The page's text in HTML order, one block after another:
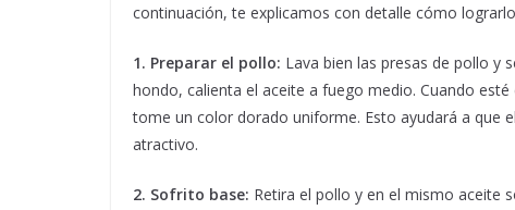
continuación, te explicamos con detalle cómo
1. Preparar el pollo: Lava bien las presas de pollo y
hondo, calienta el aceite a fuego medio. Cuando
tome un color dorado uniforme. Esto ayudará a que
atractivo.
2. Sofrito base: Retira el pollo y en el mismo aceite